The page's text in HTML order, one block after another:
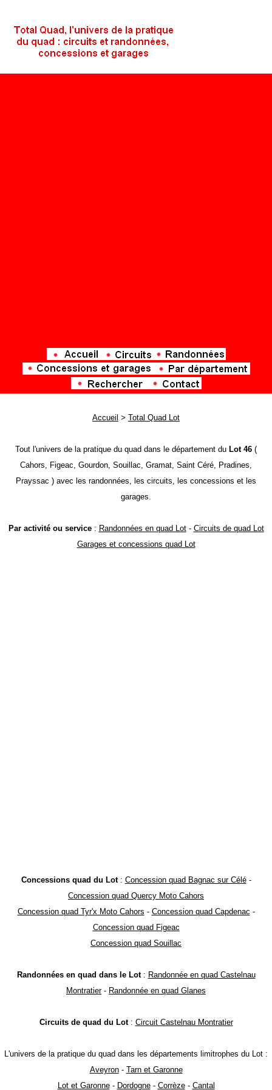
Accueil > Total Quad Lot
Tout l'univers de la pratique du quad dans le département du Lot 46 (
Cahors, Figeac, Gourdon, Souillac, Gramat, Saint Céré, Pradines,
Prayssac ) avec les randonnées, les circuits, les concessions et les
garages.
Par activité ou service: Randonnées en quad Lot- Circuits de quad Lot
Garages et concessions quad Lot
Concessions quad du Lot: Concession quad Bagnac sur Célé-
Concession quad Quercy Moto Cahors
Concession quad Tyr'x Moto Cahors - Concession quad Capdenac -
Concession quad Figeac
Concession quad Souillac
Randonnées en quad dans le Lot: Randonnée en quad Castelnau
Montratier- Randonnée en quad Glanes
Circuits de quad du Lot: Circuit Castelnau Montratier
L'univers de la pratique du quad dans les départements limitrophes du Lot :
Aveyron- Tarn et Garonne
Lot et Garonne- Dordogne- Corrèze- Cantal